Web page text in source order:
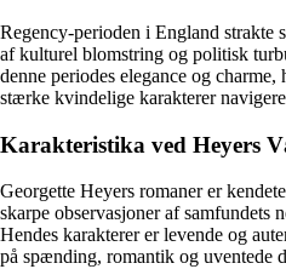
Regency-perioden i England
af kulturel blomstring og politisk
denne periodes elegance og
stærke kvindelige karakterer
Karakteristika ved Heyers
Georgette Heyers romaner er
skarpe observasjoner af samfundets
Hendes karakterer er levende og
på spænding, romantik og uventede